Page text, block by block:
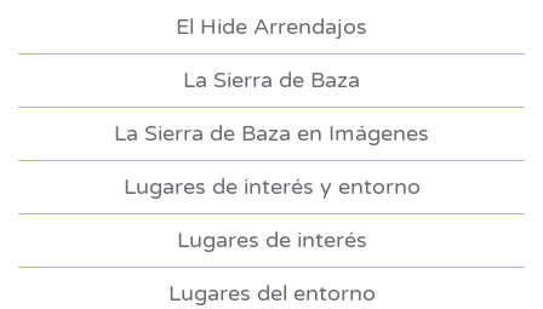
El Hide Arrendajos
La Sierra de Baza
La Sierra de Baza en Imágenes
Lugares de interés y entorno
Lugares de interés
Lugares del entorno